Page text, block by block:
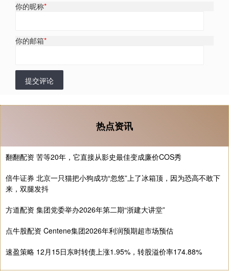
你的昵称*
你的邮箱*
提交评论
热点资讯
翻翻配资 苦等20年，它直接从影史最佳变成廉价COS秀
倍牛证券 北京一只猫把小狗成功“忽悠”上了冰箱顶，因为恐高不敢下
来，双腿发抖
方道配资 集团党委举办2026年第二期“浙建大讲堂”
点牛股配资 Centene集团2026年利润预期超市场预估
速盈策略 12月15日东时转债上涨1.95%，转股溢价率174.88%